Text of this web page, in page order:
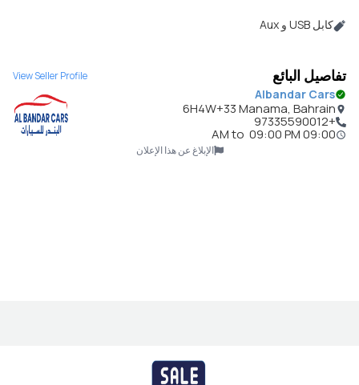
كابل USB و Aux
تفاصيل البائع View Seller Profile
Albandar Cars
6H4W+33 Manama, Bahrain
+97335590012
09:00 AM
to 09:00 PM
الإبلاغ عن هذا الإعلان